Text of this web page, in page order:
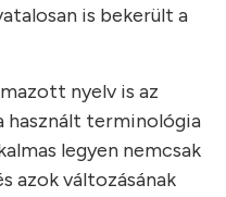
is bekerült a
nyelv is az
használt terminológia
legyen nemcsak
azok változásának